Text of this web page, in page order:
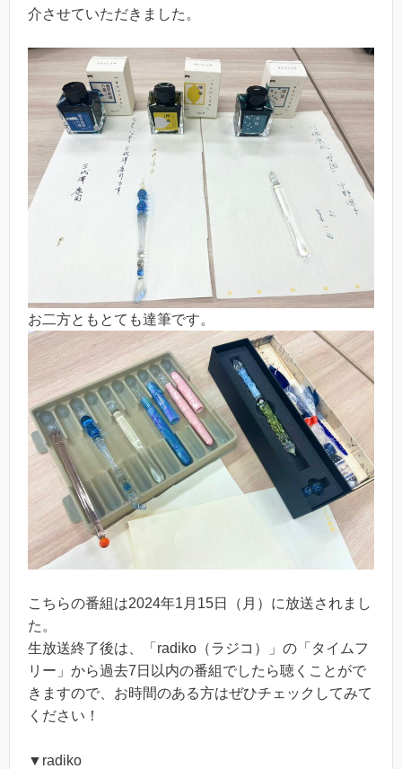
介させていただきました。
お二方ともとても達筆です。
こちらの番組は2024年1月15日（月）に放送されまし
た。
生放送終了後は、「radiko（ラジコ）」の「タイムフ
リー」から過去7日以内の番組でしたら聴くことがで
きますので、お時間のある方はぜひチェックしてみて
ください！
▼radiko